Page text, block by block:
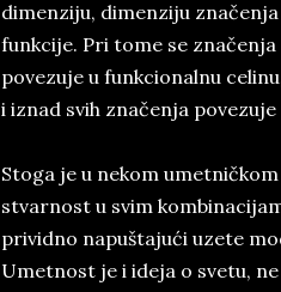
dimenziju, dimenziju
funkcije. Pri tome se
povezuje u funkcionalnu
i iznad svih značenja povezuje
Stoga je u nekom
stvarnost u svim
prividno napuštajući uzete
Umetnost je i ideja o svetu,